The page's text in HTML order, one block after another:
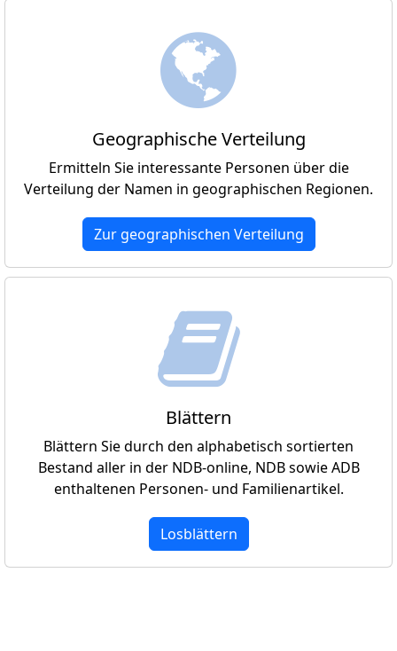
Geographische Verteilung
Ermitteln Sie interessante Personen über die
Verteilung der Namen in geographischen Regionen.
Zur geographischen Verteilung
Blättern
Blättern Sie durch den alphabetisch sortierten
Bestand aller in der NDB-online, NDB sowie ADB
enthaltenen Personen- und Familienartikel.
Losblättern